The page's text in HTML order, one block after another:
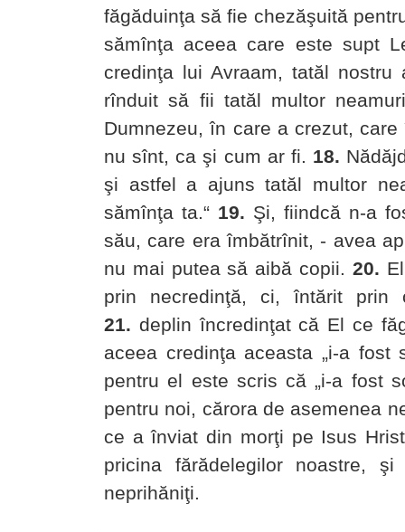
făgăduinţa să fie chezăşuită
sămînţa aceea care este supt
credinţa lui Avraam, tatăl nostru
rînduit să fii tatăl multor
Dumnezeu, în care a crezut,
nu sînt, ca şi cum ar fi. 18.
şi astfel a ajuns tatăl multor
sămînţa ta.“ 19. Şi, fiindcă n-a
său, care era îmbătrînit, - avea
nu mai putea să aibă copii. 20.
prin necredinţă, ci, întărit
21. deplin încredinţat că El ce
aceea credinţa aceasta „i-a fost
pentru el este scris că „i-a fost
pentru noi, cărora de asemenea
ce a înviat din morţi pe Isus
pricina fărădelegilor noastre,
neprihăniţi.